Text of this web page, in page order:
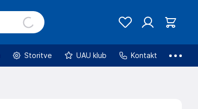
Storitve UAU klub Kontakt